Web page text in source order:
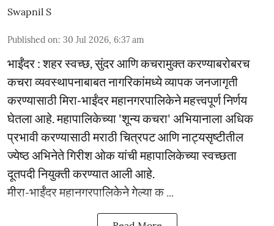
Swapnil S
Published on: 30 Jul 2026, 6:37 am
भाईंंदर : शहर स्वच्छ, सुंदर आणि कचरामुक्त करण्याबरोबरच
कचरा व्यवस्थापनाबाबत नागरिकांमध्ये व्यापक जनजागृती
करण्यासाठी मिरा-भाईंदर महानगरपालिकेने महत्त्वपूर्ण निर्णय
घेतला आहे. महापालिकेच्या 'शून्य कचरा' अभियानाला अधिक
प्रभावी करण्यासाठी मराठी चित्रपट आणि नाट्यसृष्टीतील
ज्येष्ठ अभिनेते गिरीश ओक यांची महापालिकेच्या स्वच्छता
दूतपदी नियुक्ती करण्यात आली आहे.
मीरा-भाईंदर महानगरपालिकेने गेल्या क ...